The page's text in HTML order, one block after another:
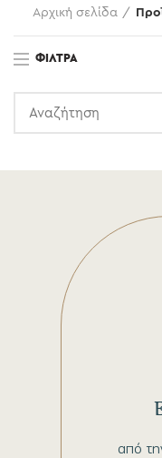
Αρχική σελίδα
ΦΊΛΤΡΑ
από